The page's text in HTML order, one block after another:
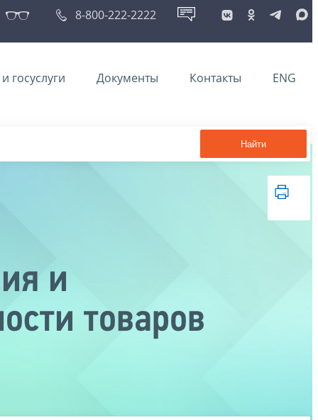
8-800-222-2222
госуслуги Документы Контакты ENG
Найти
и
товаров